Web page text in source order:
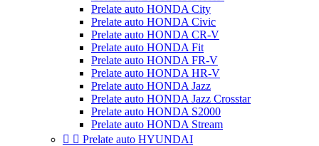
Prelate auto HONDA City
Prelate auto HONDA Civic
Prelate auto HONDA CR-V
Prelate auto HONDA Fit
Prelate auto HONDA FR-V
Prelate auto HONDA HR-V
Prelate auto HONDA Jazz
Prelate auto HONDA Jazz Crosstar
Prelate auto HONDA S2000
Prelate auto HONDA Stream
  Prelate auto HYUNDAI